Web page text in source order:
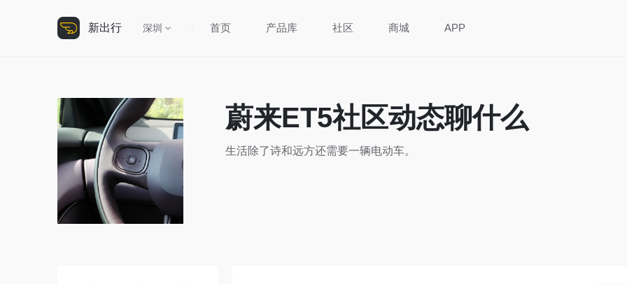
新出行 深圳 首页 产品库 社区 商城 APP
蔚来ET5社区动态聊什么
生活除了诗和远方还需要一辆电动车。